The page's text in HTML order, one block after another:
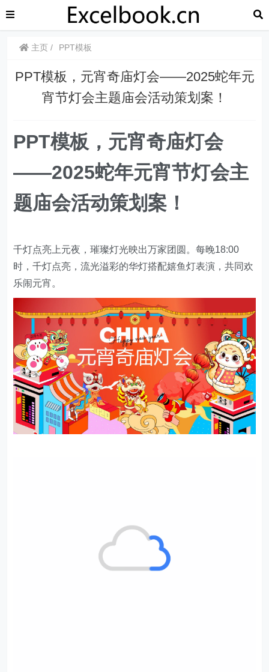
主页 PPT模板
PPT模板，元宵奇庙灯会——2025蛇年元
宵节灯会主题庙会活动策划案！
PPT模板，元宵奇庙灯会
——2025蛇年元宵节灯会主
题庙会活动策划案！
千灯点亮上元夜，璀璨灯光映出万家团圆。每晚18:00
时，千灯点亮，流光溢彩的华灯搭配嬉鱼灯表演，共同欢
乐闹元宵。